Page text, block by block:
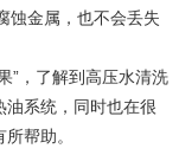
金属，也不会丢失
，了解到高压水清洗
系统，同时也在很
帮助。